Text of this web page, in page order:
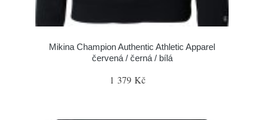
Mikina Champion Authentic Athletic Apparel
červená / černá / bílá
1 379 Kč